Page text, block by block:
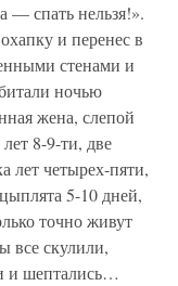
— спать нельзя!».
и перенес в
стенами и
ночью
жена, слепой
8-9-ти, две
лет четырех-пяти,
5-10 дней,
точно живут
все скулили,
и шептались…